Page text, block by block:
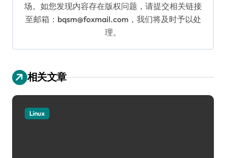
场。如您发现内容存在版权问题，请提交相关链接
至邮箱：bqsm@foxmail.com，我们将及时予以处
理。
相关文章
Linux